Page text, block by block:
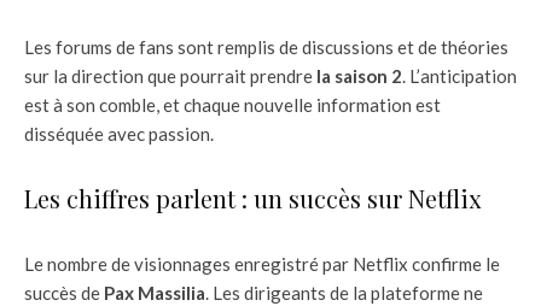
Les forums de fans sont remplis de discussions et de théories
sur la direction que pourrait prendre la saison 2. L’anticipation
est à son comble, et chaque nouvelle information est
disséquée avec passion.
Les chiffres parlent : un succès sur Netflix
Le nombre de visionnages enregistré par Netflix confirme le
succès de Pax Massilia. Les dirigeants de la plateforme ne